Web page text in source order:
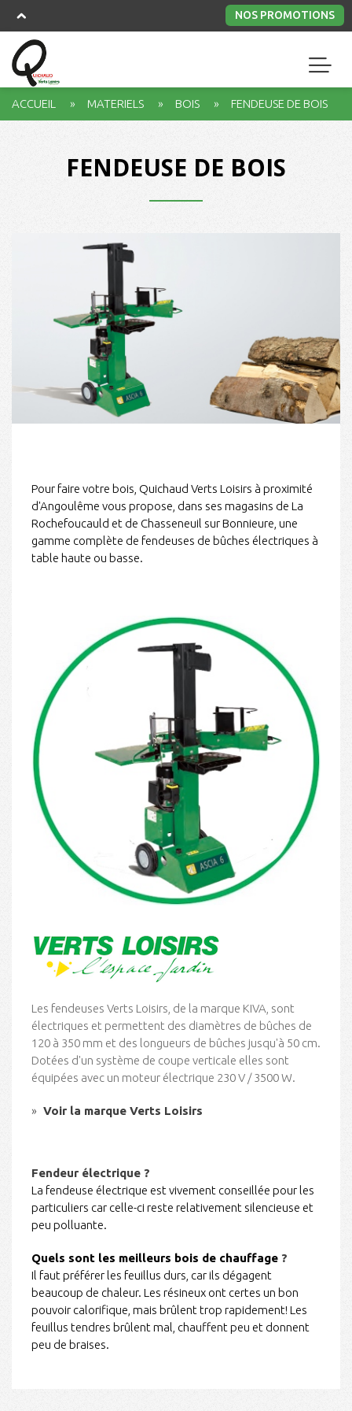
NOS PROMOTIONS
ACCUEIL MATERIELS BOIS FENDEUSE DE BOIS
FENDEUSE DE BOIS
Pour faire votre bois, Quichaud Verts Loisirs à proximité
d'Angoulême vous propose, dans ses magasins de La
Rochefoucauld et de Chasseneuil sur Bonnieure, une
gamme complète de fendeuses de bûches électriques à
table haute ou basse.
Les fendeuses Verts Loisirs, de la marque KIVA, sont
électriques et permettent des diamètres de bûches de
120 à 350 mm et des longueurs de bûches jusqu'à 50 cm.
Dotées d'un système de coupe verticale elles sont
équipées avec un moteur électrique 230 V / 3500 W.
Voir la marque Verts Loisirs
Fendeur électrique ?
La fendeuse électrique est vivement conseillée pour les
particuliers car celle-ci reste relativement silencieuse et
peu polluante.
Quels sont les meilleurs bois de chauffage ?
Il faut préférer les feuillus durs, car ils dégagent
beaucoup de chaleur. Les résineux ont certes un bon
pouvoir calorifique, mais brûlent trop rapidement! Les
feuillus tendres brûlent mal, chauffent peu et donnent
peu de braises.